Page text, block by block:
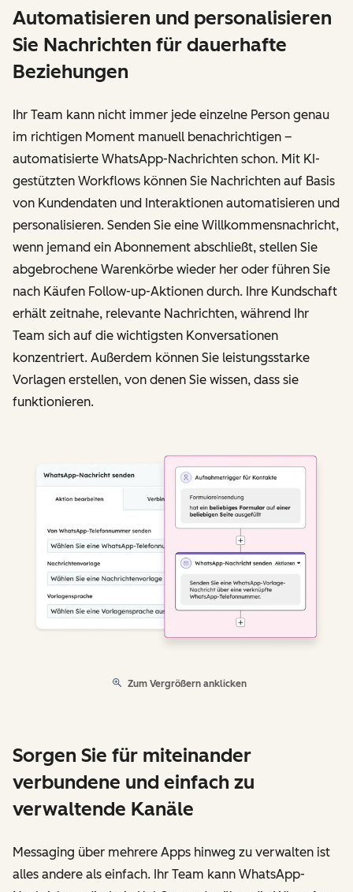
Automatisieren und personalisieren
Sie Nachrichten für dauerhafte
Beziehungen
Ihr Team kann nicht immer jede einzelne Person genau
im richtigen Moment manuell benachrichtigen –
automatisierte WhatsApp-Nachrichten schon. Mit KI-
gestützten Workflows können Sie Nachrichten auf Basis
von Kundendaten und Interaktionen automatisieren und
personalisieren. Senden Sie eine Willkommensnachricht,
wenn jemand ein Abonnement abschließt, stellen Sie
abgebrochene Warenkörbe wieder her oder führen Sie
nach Käufen Follow-up-Aktionen durch. Ihre Kundschaft
erhält zeitnahe, relevante Nachrichten, während Ihr
Team sich auf die wichtigsten Konversationen
konzentriert. Außerdem können Sie leistungsstarke
Vorlagen erstellen, von denen Sie wissen, dass sie
funktionieren.
Zum Vergrößern anklicken
Sorgen Sie für miteinander
verbundene und einfach zu
verwaltende Kanäle
Messaging über mehrere Apps hinweg zu verwalten ist
alles andere als einfach. Ihr Team kann WhatsApp-